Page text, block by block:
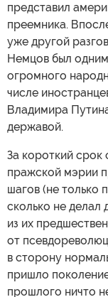
представил
преемника.
уже другой
Немцов был
огромного
числе
Владимира
державой.
За короткий срок
пражской мэрии
шагов (не только
сколько не делал
из их
от
в сторону
пришло
прошлого ничто